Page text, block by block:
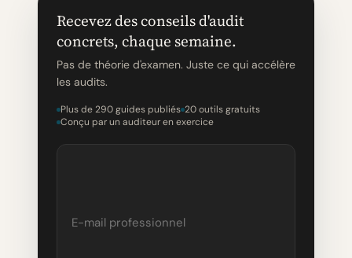
Recevez des conseils d'audit
concrets, chaque semaine.
Pas de théorie d'examen. Juste ce qui accélère
les audits.
Plus de 290 guides publiés 20 outils gratuits
Conçu par un auditeur en exercice